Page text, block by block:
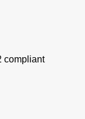
compliant